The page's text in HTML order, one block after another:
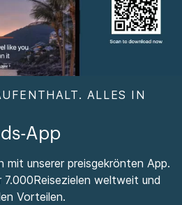
ALLES IN
App
mit unserer preisgekrönten App.
weltweit und
Vorteilen.